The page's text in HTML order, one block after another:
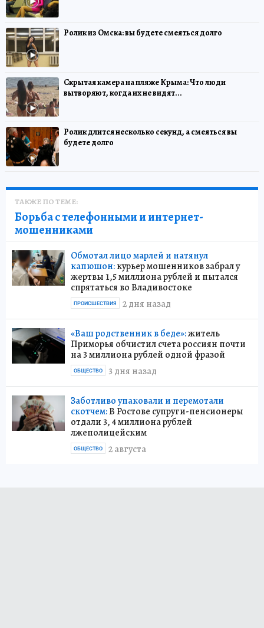
Ролик из Омска: вы будете смеяться долго
Скрытая камера на пляже Крыма: Что люди
вытворяют, когда их не видят...
Ролик длится несколько секунд, а смеяться вы
будете долго
ТАКЖЕ ПО ТЕМЕ:
Борьба с телефонными и интернет-
мошенниками
Обмотал лицо марлей и натянул
капюшон:курьер мошенников забрал у
жертвы 1,5 миллиона рублей и пытался
спрятаться во Владивостоке
2 дня назад
ПРОИСШЕСТВИЯ
«Ваш родственник в беде»:житель
Приморья обчистил счета россиян почти
на 3 миллиона рублей одной фразой
3 дня назад
ОБЩЕСТВО
Заботливо упаковали и перемотали
скотчем:В Ростове супруги-пенсионеры
отдали 3, 4 миллиона рублей
лжеполицейским
2 августа
ОБЩЕСТВО